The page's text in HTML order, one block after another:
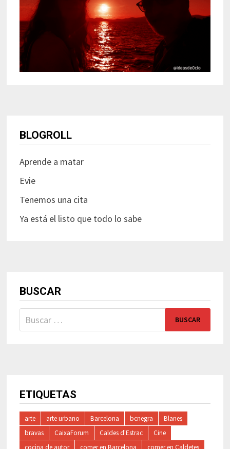
BLOGROLL
Aprende a matar
Evie
Tenemos una cita
Ya está el listo que todo lo sabe
BUSCAR
Buscar:
ETIQUETAS
arte arte urbano Barcelona bcnegra
Blanes
bravas
CaixaForum Caldes d'Estrac
Cine
cocina de autor
comer en Barcelona comer en Caldetes